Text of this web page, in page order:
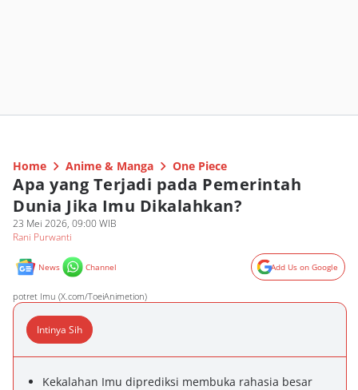
Home Anime & Manga One Piece
Apa yang Terjadi pada Pemerintah
Dunia Jika Imu Dikalahkan?
23 Mei 2026, 09:00 WIB
Rani Purwanti
News Channel Add Us on Google
potret Imu (X.com/ToeiAnimetion)
Intinya Sih
Kekalahan Imu diprediksi membuka rahasia besar